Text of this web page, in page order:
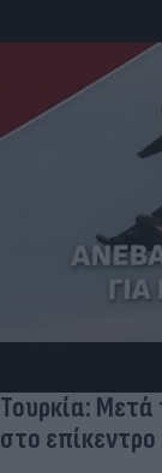
Τουρκία: Μετά
στο